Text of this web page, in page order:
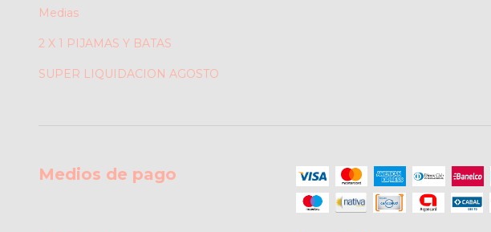
Medias
2 X 1 PIJAMAS Y BATAS
SUPER LIQUIDACION AGOSTO
Medios de pago